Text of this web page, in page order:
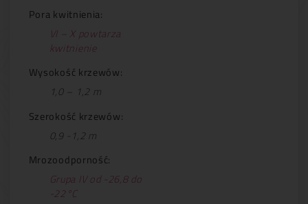
Pora kwitnienia:
VI – X powtarza
kwitnienie
Wysokość krzewów:
1,0 – 1,2 m
Szerokość krzewów:
0,9 -1,2 m
Mrozoodporność:
Grupa IV od -26,8 do
-22°C